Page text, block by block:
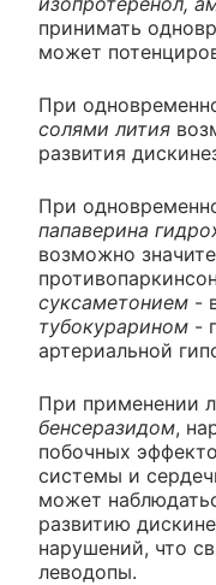
принимать
может
При
солями лития
развития
При
папаверина
возможно
суксаметонием -
тубокурарином -
артериальной
При применении
бенсеразидом,
побочных
системы и
может
развитию
нарушений, что
леводопы.